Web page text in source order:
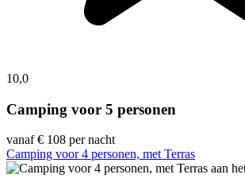
10,0
Camping voor 5 personen
vanaf € 108 per nacht
Camping voor 4 personen, met Terras